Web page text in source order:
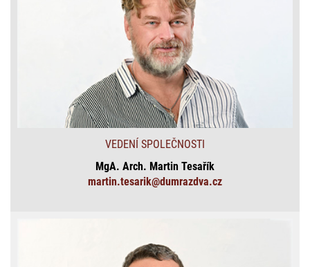
VEDENÍ SPOLEČNOSTI
MgA. Arch. Martin Tesařík
martin.tesarik@dumrazdva.cz